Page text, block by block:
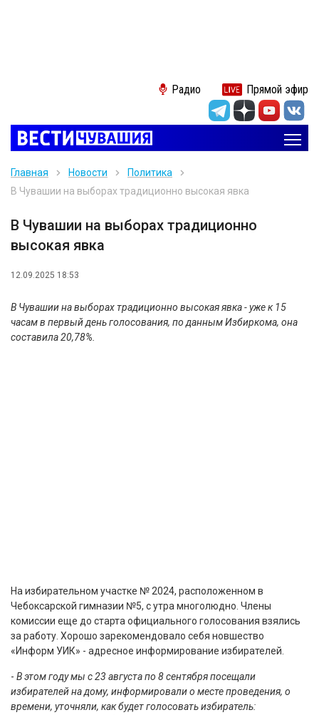
Радио Прямой эфир
Главная Новости
Политика
В Чувашии на выборах традиционно высокая явка
В Чувашии на выборах традиционно
высокая явка
12.09.2025 18:53
В Чувашии на выборах традиционно высокая явка - уже к 15
часам в первый день голосования, по данным Избиркома, она
составила 20,78%.
На избирательном участке № 2024, расположенном в
Чебоксарской гимназии №5, с утра многолюдно. Члены
комиссии еще до старта официального голосования взялись
за работу. Хорошо зарекомендовало себя новшество
«Информ УИК» - адресное информирование избирателей.
- В этом году мы с 23 августа по 8 сентября посещали
избирателей на дому, информировали о месте проведения, о
времени, уточняли, как будет голосовать избиратель: